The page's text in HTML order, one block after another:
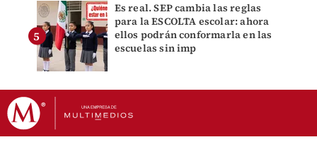
Es real. SEP cambia las reglas
para la ESCOLTA escolar: ahora
ellos podrán conformarla en las
escuelas sin imp